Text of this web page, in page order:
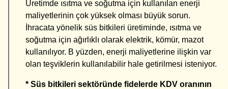
Üretimde ısıtma ve soğutma için kullanılan enerji
maliyetlerinin çok yüksek olması büyük sorun.
İhracata yönelik süs bitkileri üretiminde, ısıtma ve
soğutma için ağırlıklı olarak elektrik, kömür, mazot
kullanılıyor. B yüzden, enerji maliyetlerine ilişkin var
olan teşviklerin kullanılabilir hale getirilmesi isteniyor.
* Süs bitkileri sektöründe fidelerde KDV oranının